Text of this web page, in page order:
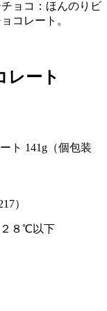
ョコ：ほんのりビ
コレート。
レート
ト 141g（個包装
）
２８℃以下